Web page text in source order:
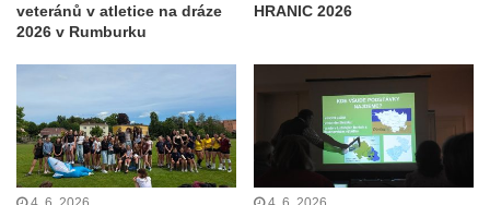
veteránů v atletice na dráze
2026 v Rumburku
HRANIC 2026